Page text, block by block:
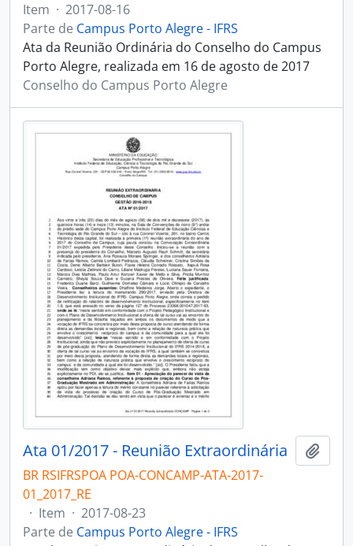
Item · 2017-08-16
Parte de Campus Porto Alegre - IFRS
Ata da Reunião Ordinária do Conselho do Campus
Porto Alegre, realizada em 16 de agosto de 2017
Conselho do Campus Porto Alegre
Ata 01/2017 - Reunião Extraordinária
BR RSIFRSPOA POA-CONCAMP-ATA-2017-
01_2017_RE
· Item · 2017-08-23
Parte de Campus Porto Alegre - IFRS